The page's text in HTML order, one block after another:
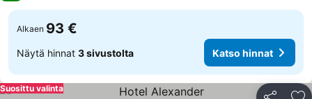
Alkaen 93 €
Näytä hinnat 3 sivustolta Katso hinnat
Suosittu valinta